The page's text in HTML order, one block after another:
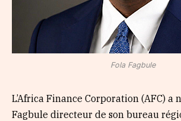
Fola Fagbule
L’Africa Finance Corporation (AFC) a
Fagbule directeur de son bureau